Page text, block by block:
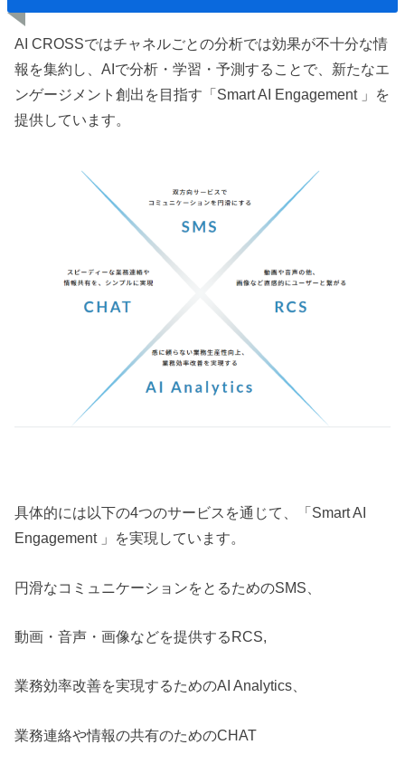
AI CROSSではチャネルごとの分析では効果が不十分な情
報を集約し、AIで分析・学習・予測することで、新たなエ
ンゲージメント創出を目指す「Smart AI Engagement 」を
提供しています。
具体的には以下の4つのサービスを通じて、「Smart AI
Engagement 」を実現しています。
円滑なコミュニケーションをとるためのSMS、
動画・音声・画像などを提供するRCS,
業務効率改善を実現するためのAI Analytics、
業務連絡や情報の共有のためのCHAT